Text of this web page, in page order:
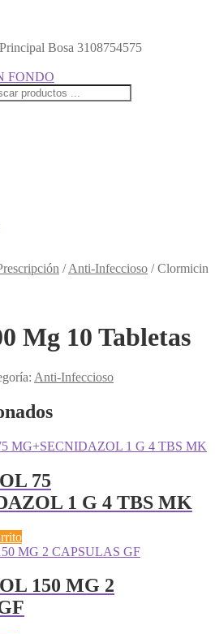
Bosa 3108754575
/Anti-Infeccioso /Clormicin
Mg 10 Tabletas
Anti-Infeccioso
75
1 G 4 TBS MK
150 MG 2